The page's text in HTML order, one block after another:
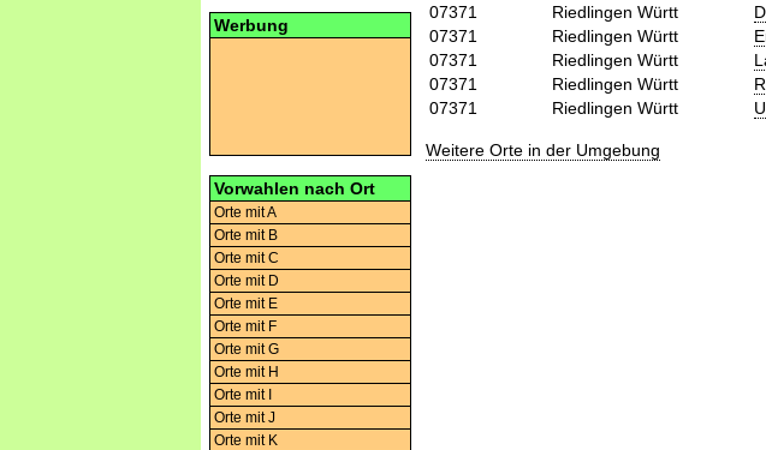
Werbung
Vorwahlen nach Ort
Orte mit A
Orte mit B
Orte mit C
Orte mit D
Orte mit E
Orte mit F
Orte mit G
Orte mit H
Orte mit I
Orte mit J
Orte mit K
07371
Riedlingen Württ
07371
Riedlingen Württ
07371
Riedlingen Württ
07371
Riedlingen Württ
07371
Riedlingen Württ
Weitere Orte in der Umgebung